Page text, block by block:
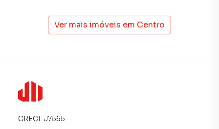
Ver mais imóveis em Centro
CRECI: J7565